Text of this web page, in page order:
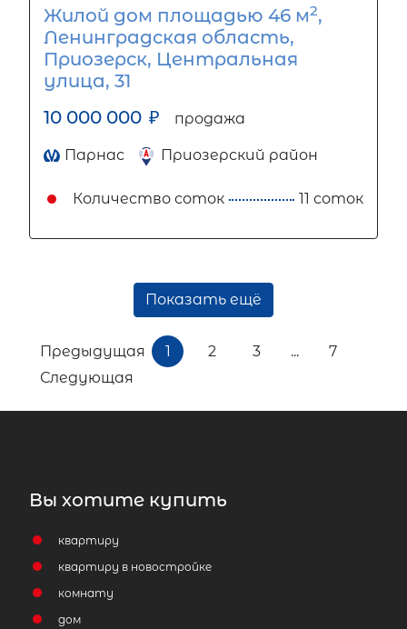
Жилой дом площадью 46 м2,
Ленинградская область,
Приозерск, Центральная
улица, 31
10 000 000 ₽ продажа
Парнас Приозерский район
Количество соток 11 соток
Показать ещё
Предыдущая 1 2 3 ...
7
Следующая
Вы хотите купить
квартиру
квартиру в новостройке
комнату
дом